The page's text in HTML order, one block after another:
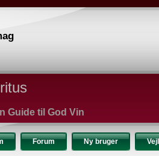
Guide til God Vin
Forum Ny bruger